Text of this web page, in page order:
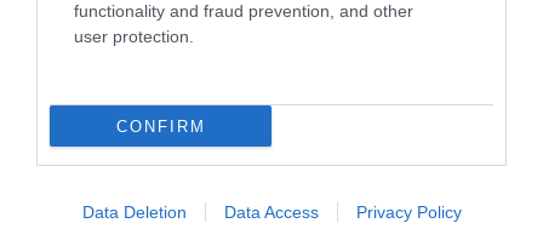
functionality and fraud prevention, and other
user protection.
CONFIRM
Data Deletion Data Access Privacy Policy